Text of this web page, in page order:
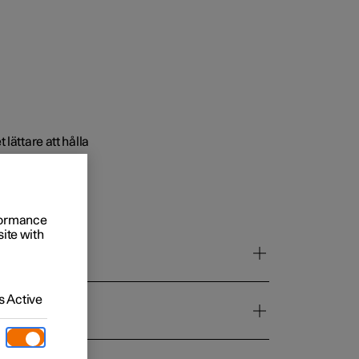
lättare att hålla
with
Active